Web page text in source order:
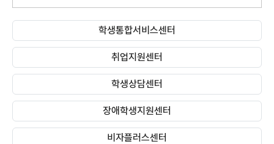
학생통합서비스센터
취업지원센터
학생상담센터
장애학생지원센터
비자플러스센터